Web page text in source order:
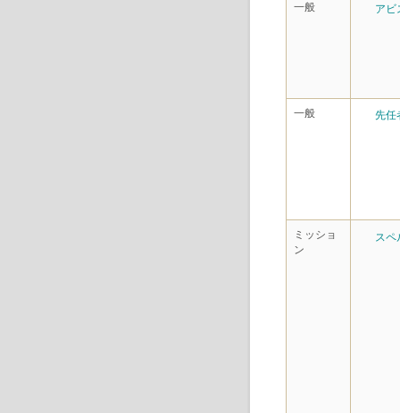
一般 アビ
一般 先任
ミッショ
ン
スペ